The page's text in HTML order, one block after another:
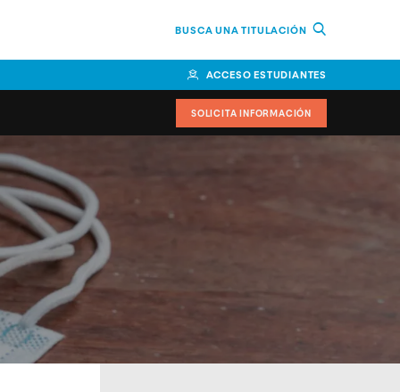
BUSCA UNA TITULACIÓN
ACCESO ESTUDIANTES
Perú
SOLICITA INFORMACIÓN